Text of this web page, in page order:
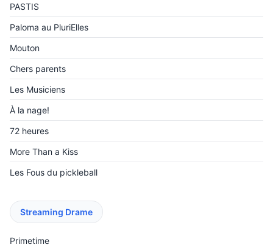
PASTIS
Paloma au PluriElles
Mouton
Chers parents
Les Musiciens
À la nage!
72 heures
More Than a Kiss
Les Fous du pickleball
Streaming Drame
Primetime